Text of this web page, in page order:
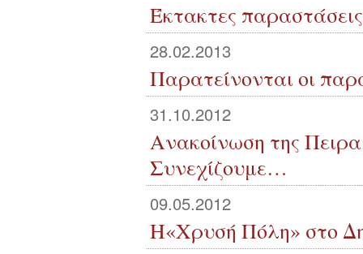
Έκτακτες
28.02.2013
Παρατείνονται οι
31.10.2012
Ανακοίνωση της
Συνεχίζουμε…
09.05.2012
H«Χρυσή Πόλη» στο